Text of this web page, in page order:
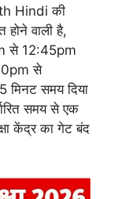
Hindi की
होने वाली है,
से 12:45pm
से
मिनट समय दिया
समय से एक
केंद्र का गेट बंद